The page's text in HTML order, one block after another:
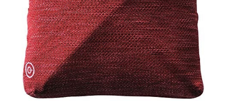
腰に違和感や負担を感じているなら、腰痛ベルトもチェック
マッサージクッションの売れ筋ランキングもチェック！